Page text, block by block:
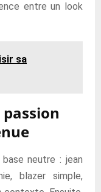
entre un look
sa
neutre : jean
blazer simple,